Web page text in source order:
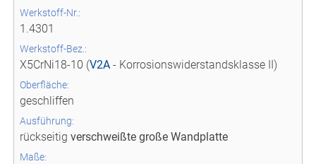
Werkstoff-Nr.:
1.4301
Werkstoff-Bez.:
X5CrNi18-10 (V2A - Korrosionswiderstandsklasse II)
Oberfläche:
geschliffen
Ausführung:
rückseitigverschweißte große Wandplatte
Maße: